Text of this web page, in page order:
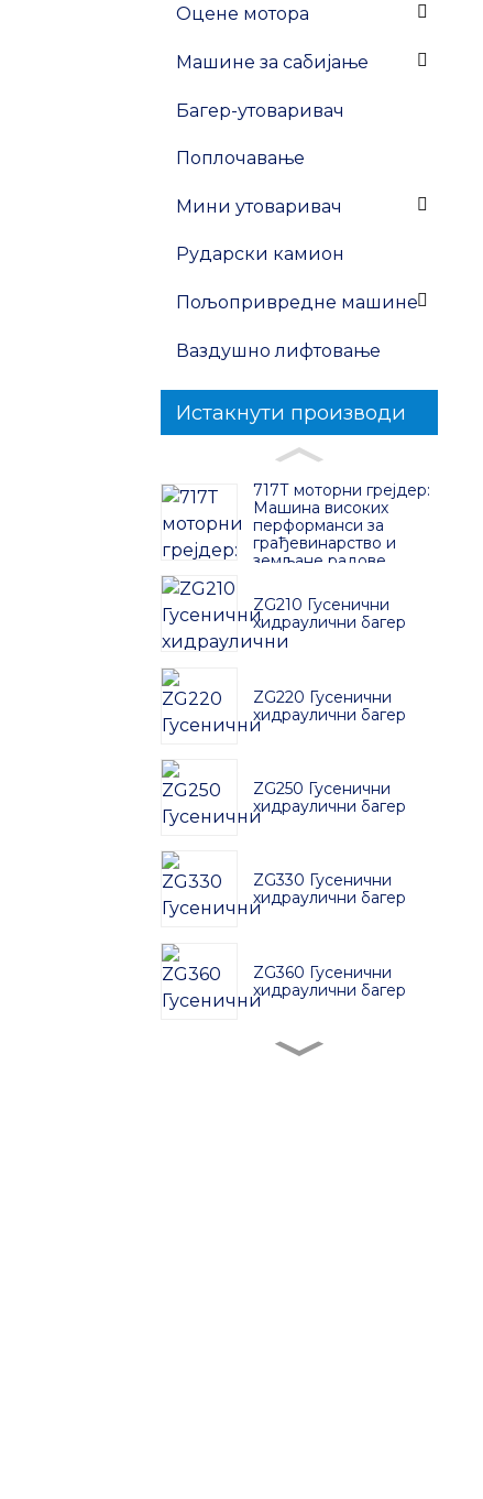
Оцене мотора
Машине за сабијање
Багер-утоваривач
Поплочавање
Мини утоваривач
Рударски камион
Пољопривредне машине
Ваздушно лифтовање
Истакнути производи
717Т моторни грејдер:
Машина високих
перформанси за
грађевинарство и
земљане радове
ZG210 Гусенични
хидраулични багер
ZG220 Гусенични
хидраулични багер
ZG250 Гусенични
хидраулични багер
ZG330 Гусенични
хидраулични багер
ZG360 Гусенични
хидраулични багер